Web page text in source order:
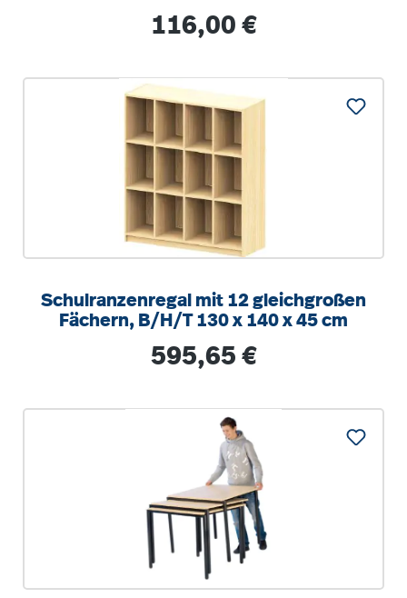
Regulärer Preis:
116,00 €
Schulranzenregal mit 12 gleichgroßen
Fächern, B/H/T 130 x 140 x 45 cm
Regulärer Preis:
595,65 €